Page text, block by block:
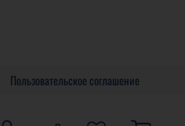
Пользовательское соглашение